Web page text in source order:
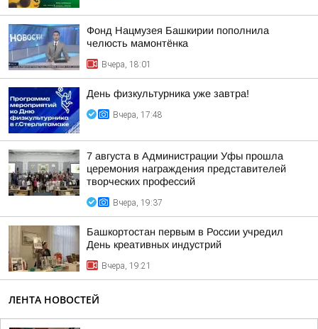
Фонд Нацмузея Башкирии пополнила
челюсть мамонтёнка
Вчера, 18:01
День физкультурника уже завтра!
Вчера, 17:48
7 августа в Администрации Уфы прошла
церемония награждения представителей
творческих профессий
Вчера, 19:37
Башкортостан первым в России учредил
День креативных индустрий
Вчера, 19:21
ЛЕНТА НОВОСТЕЙ